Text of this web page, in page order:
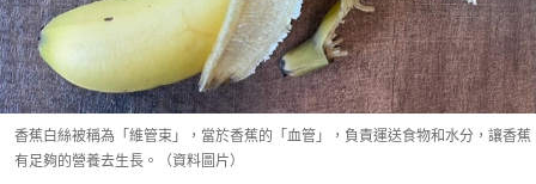
香蕉白絲被稱為「維管束」，當於香蕉的「血管」，負責運送食物和水分，讓香蕉
有足夠的營養去生長。（資料圖片）